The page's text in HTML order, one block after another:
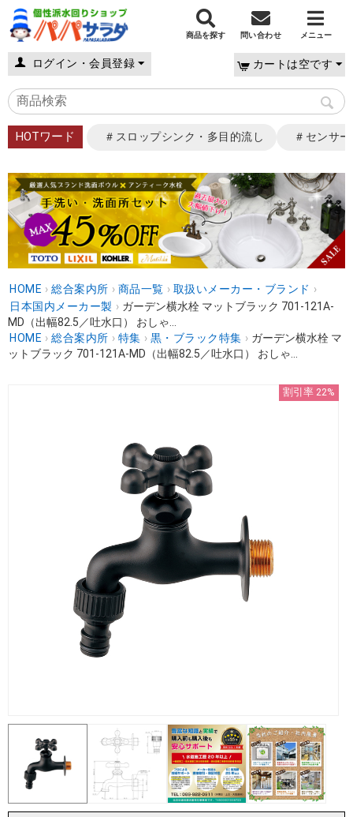
商品を探す 問い合わせ メニュー
ログイン・会員登録 カートは空です
HOTワード ＃スロップシンク・多目的流し ＃センサ
HOME › 総合案内所 › 商品一覧 › 取扱いメーカー・ブランド ›
日本国内メーカー製 › ガーデン横水栓 マットブラック 701-121A-
MD（出幅82.5／吐水口） おしゃ...
HOME › 総合案内所 › 特集 › 黒・ブラック特集 › ガーデン横水栓 マ
ットブラック 701-121A-MD（出幅82.5／吐水口） おしゃ...
割引率 22%